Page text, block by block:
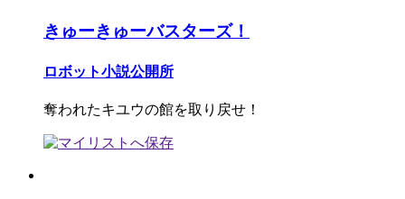
きゅーきゅーバスターズ！
ロボット小説公開所
奪われたキユウの館を取り戻せ！